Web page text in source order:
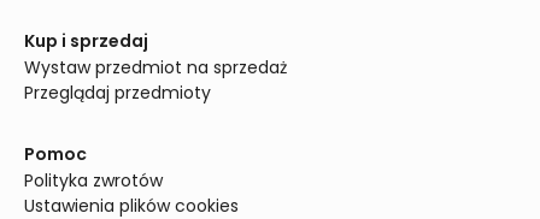
Kup i sprzedaj
Wystaw przedmiot na sprzedaż
Przeglądaj przedmioty
Pomoc
Polityka zwrotów
Ustawienia plików cookies